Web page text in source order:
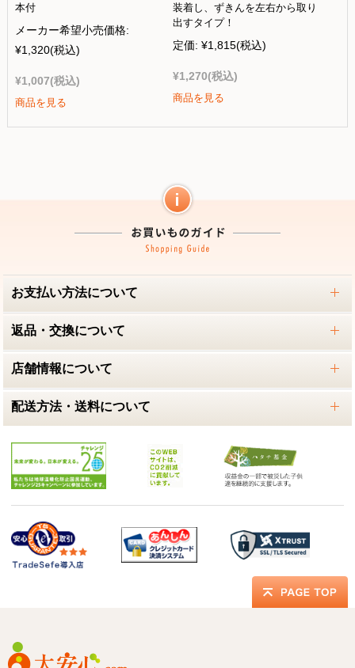
本付
メーカー希望小売価格:
¥1,320(税込)
¥1,007(税込)
商品を見る
装着し、ずきんを左右から取り
出すタイプ！
定価: ¥1,815(税込)
¥1,270(税込)
商品を見る
お支払い方法について
返品・交換について
店舗情報について
配送方法・送料について